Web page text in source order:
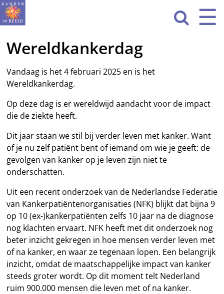
Sla
navigatie
over
☰
HOME
WAT WE DOEN
ACTIVITEITEN
OVER ONS
CONTACT
NIEUWS

Wereldkankerdag
Vandaag is het 4 februari 2025 en is het
Wereldkankerdag.
Op deze dag is er wereldwijd aandacht voor de impact
die de ziekte heeft.
Dit jaar staan we stil bij verder leven met kanker. Want
of je nu zelf patiënt bent of iemand om wie je geeft: de
gevolgen van kanker op je leven zijn niet te
onderschatten.
Uit een recent onderzoek van de Nederlandse Federatie
van Kankerpatiëntenorganisaties (NFK) blijkt dat bijna 9
op 10 (ex-)kankerpatiënten zelfs 10 jaar na de diagnose
nog klachten ervaart. NFK heeft met dit onderzoek nog
beter inzicht gekregen in hoe mensen verder leven met
of na kanker, en waar ze tegenaan lopen. Een belangrijk
inzicht, omdat de maatschappelijke impact van kanker
steeds groter wordt. Op dit moment telt Nederland
ruim 900.000 mensen die leven met of na kanker.